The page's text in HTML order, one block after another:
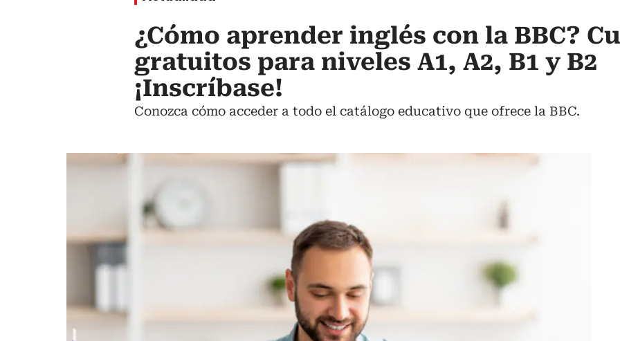
¿Cómo aprender inglés con la BBC?
gratuitos para niveles A1, A2, B1 y B2
¡Inscríbase!
Conozca cómo acceder a todo el catálogo educativo que ofrece la BBC.